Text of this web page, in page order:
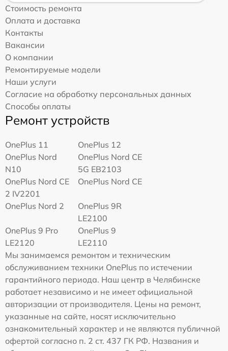
Стоимость ремонта
Оплата и доставка
Контакты
Вакансии
О компании
Ремонтируемые модели
Наши услуги
Согласие на обработку персональных данных
Способы оплаты
Ремонт устройств
OnePlus 11
OnePlus 12
OnePlus Nord
N10
OnePlus Nord CE
5G EB2103
OnePlus Nord CE
2 IV2201
OnePlus Nord CE
OnePlus Nord 2
OnePlus 9R
LE2100
OnePlus 9 Pro
LE2120
OnePlus 9
LE2110
Мы занимаемся ремонтом и техническим
обслуживанием техники OnePlus по истечении
гарантийного периода. Наш центр в Челябинске
работает независимо и не имеет официальной
авторизации от производителя. Цены на ремонт,
указанные на сайте, носят исключительно
ознакомительный характер и не являются публичной
офертой согласно п. 2 ст. 437 ГК РФ. Названия и